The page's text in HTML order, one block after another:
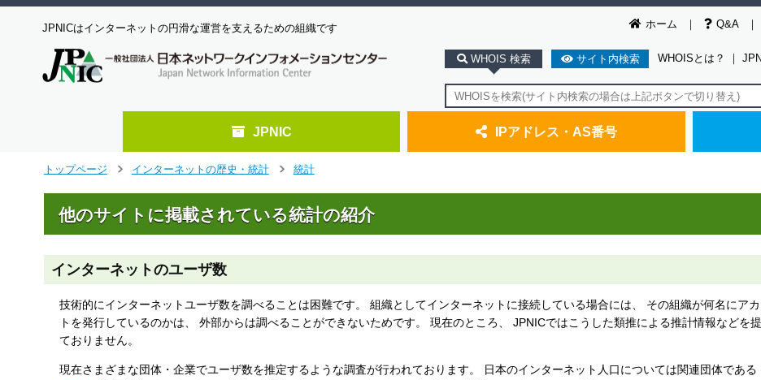
ホーム Q&A
JPNICはインターネットの円滑な運営を支えるための組織です
WHOIS 検索 サイト内検索 WHOISとは？ ｜
JPNIC IPアドレス・AS番号
トップページ
インターネットの歴史・統計
統計
他のサイトに掲載されている統計の紹介
インターネットのユーザ数
技術的にインターネットユーザ数を調べることは困難です。 組織としてインターネットに接続している場合には、 その組織が何名にア
トを発行しているのかは、 外部からは調べることができないためです。 現在のところ、 JPNICではこうした類推による推計情報などを
ておりません。
現在さまざまな団体・企業でユーザ数を推定するような調査が行われております。 日本のインターネット人口については関連団体である